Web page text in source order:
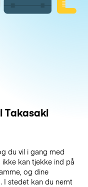
Takasaki
du vil i gang med
kan tjekke ind på
og dine
I stedet kan du nemt